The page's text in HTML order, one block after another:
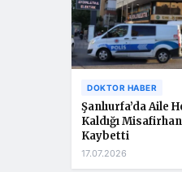
DOKTOR HABER
Şanlıurfa’da Aile
Kaldığı
Kaybetti
17.07.2026